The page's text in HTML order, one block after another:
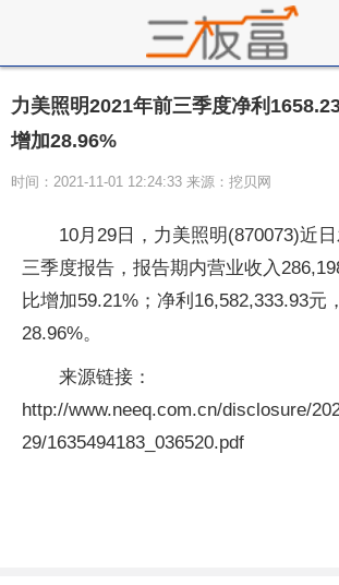
力美照明2021年前三季度净利
增加28.96%
时间：2021-11-01 12:24:33 来源：挖贝网
10月29日，力美照明(870073)近
三季度报告，报告期内营业收入
比增加59.21%；净利16,582,333.93元
28.96%。
来源链接：
http://www.neeq.com.cn/disclosure/
29/1635494183_036520.pdf